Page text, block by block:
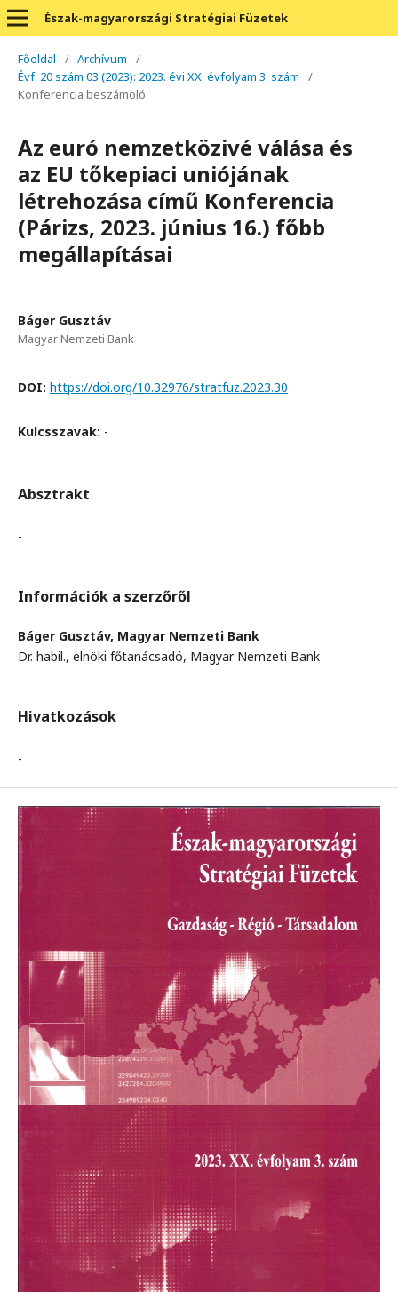
Észak-magyarországi Stratégiai Füzetek
Főoldal / Archívum
/
Évf. 20 szám 03 (2023): 2023. évi XX. évfolyam 3. szám
/
Konferencia beszámoló
Az euró nemzetközivé válása és
az EU tőkepiaci uniójának
létrehozása című Konferencia
(Párizs, 2023. június 16.) főbb
megállapításai
Báger Gusztáv
Magyar Nemzeti Bank
DOI: https://doi.org/10.32976/stratfuz.2023.30
Kulcsszavak: -
Absztrakt
-
Információk a szerzőről
Báger Gusztáv, Magyar Nemzeti Bank
Dr. habil., elnöki főtanácsadó, Magyar Nemzeti Bank
Hivatkozások
-